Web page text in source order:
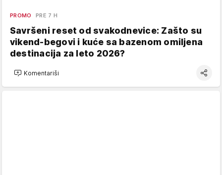
PROMO PRE 7 H
Savršeni reset od svakodnevice: Zašto su
vikend-begovi i kuće sa bazenom omiljena
destinacija za leto 2026?
Komentariši